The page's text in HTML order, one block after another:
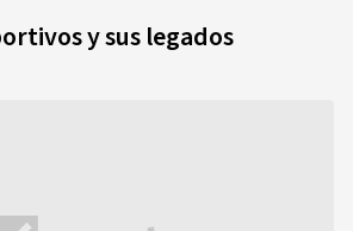
y sus legados